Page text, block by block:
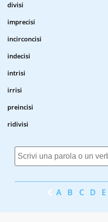
divisi
imprecisi
incirconcisi
indecisi
intrisi
irrisi
preincisi
ridivisi
A B C D E